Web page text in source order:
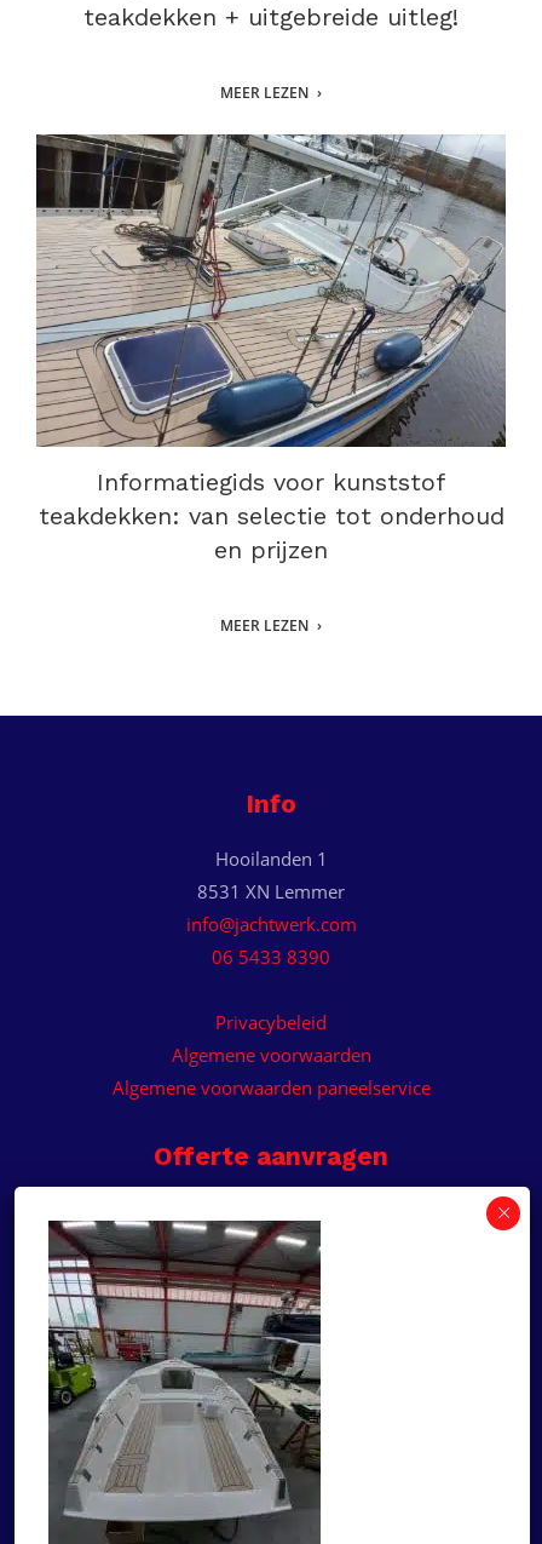
teakdekken + uitgebreide uitleg!
MEER LEZEN
Informatiegids voor kunststof
teakdekken: van selectie tot onderhoud
en prijzen
MEER LEZEN
Info
Hooilanden 1
8531 XN Lemmer
info@jachtwerk.com
06 5433 8390
Privacybeleid
Algemene voorwaarden
Algemene voorwaarden paneelservice
Offerte aanvragen
een kunststof teakdek voor uw boot? Vraag een
vrijblijvende offerte aan!
Offerte aanvragen
Ga naar
Dek Designer
Over ons
Projecten
Deze website maakt
gebruik van cookies.
Deze website gebruikt cookies om uw
gebruikerservaring te verbeteren. Door
onze website te gebruiken, stemt u in met
alle cookies in overeenstemming met ons
Cookiebeleid.Lees verder
STRIKT NOODZAKELIJK